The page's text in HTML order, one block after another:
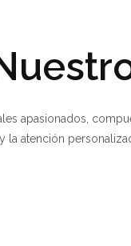
apasionados,
atención